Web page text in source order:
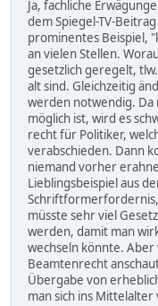
Ja, fachliche
dem Spiegel-TV-
prominentes Beispiel,
an vielen Stellen.
gesetzlich geregelt,
alt sind. Gleichzeitig
werden notwendig.
möglich ist, wird es
recht für Politiker,
verabschieden. Dann
niemand vorher
Lieblingsbeispiel aus
müsste sehr viel
werden, damit man
wechseln könnte. Aber
Beamtenrecht
Übergabe von
man sich ins